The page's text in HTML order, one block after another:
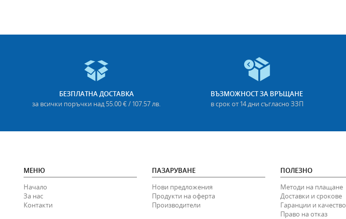
БЕЗПЛАТНА ДОСТАВКА
за всички поръчки над 55.00 € / 107.57 лв.
ВЪЗМОЖНОСТ ЗА ВРЪЩАНЕ
в срок от 14 дни съгласно ЗЗП
МЕНЮ
Начало
За нас
Контакти
ПАЗАРУВАНЕ
Нови предложения
Продукти на оферта
Производители
ПОЛЕЗНО
Методи на плащане
Доставки и срокове
Гаранции и качество
Право на отказ